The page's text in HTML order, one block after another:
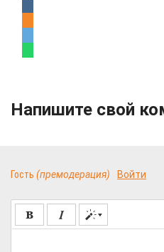
Напишите свой
Гость (премодерация) Войти